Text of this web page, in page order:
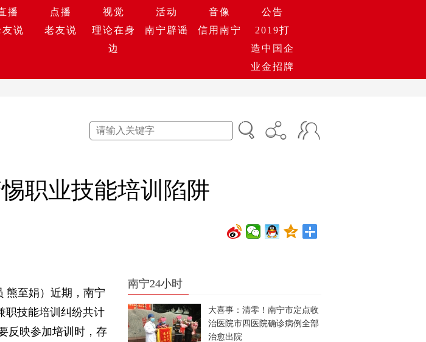
播 点播 视觉 活动 音像
公告
友说 老友说
理论在身
边
南宁辟谣 信用南宁
2019打
造中国企
业金招牌
职业技能培训陷阱
熊至娟）近期，南宁
职技能培训纠纷共计
反映参加培训时，存
南宁24小时
大喜事：清零！南宁市定点收
治医院市四医院确诊病例全部
治愈出院